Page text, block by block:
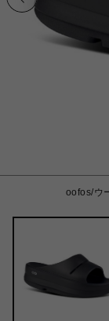
oofos/ウ